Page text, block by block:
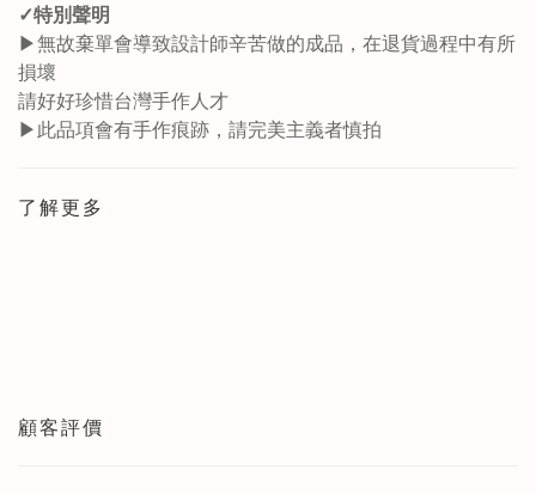
✓特別聲明
▶無故棄單會導致設計師辛苦做的成品，在退貨過程中有所
損壞
請好好珍惜台灣手作人才
▶此品項會有手作痕跡，請完美主義者慎拍
了解更多
顧客評價